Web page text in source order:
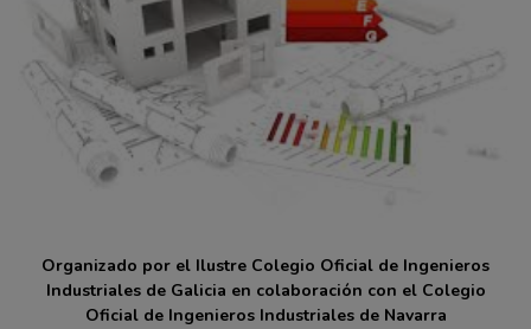
Organizado por el Ilustre Colegio Oficial de Ingenieros
Industriales de Galicia en colaboración con el Colegio
Oficial de Ingenieros Industriales de Navarra